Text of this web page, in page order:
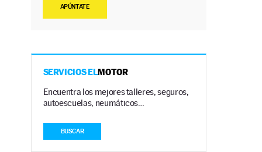
APÚNTATE
SERVICIOS ELMOTOR
Encuentra los mejores talleres, seguros,
autoescuelas, neumáticos…
BUSCAR